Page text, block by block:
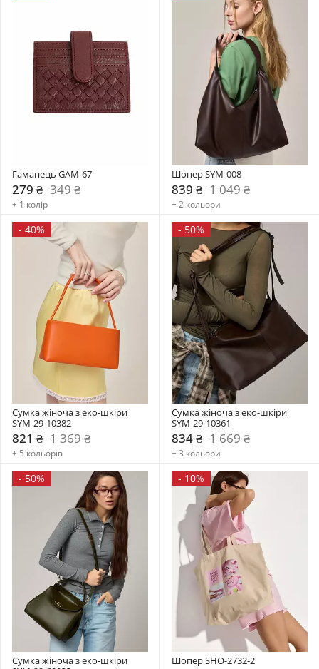
Гаманець GAM-67
279 ₴ 349 ₴
+ 1 колір
Шопер SYM-008
839 ₴ 1 049 ₴
+ 2 кольори
- 40%
Сумка жіноча з еко-шкіри
SYM-29-10382
821 ₴ 1 369 ₴
+ 5 кольорів
- 50%
Сумка жіноча з еко-шкіри
SYM-29-10361
834 ₴ 1 669 ₴
+ 3 кольори
- 50%
Сумка жіноча з еко-шкіри
- 10%
Шопер SHO-2732-2